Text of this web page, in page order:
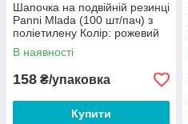
Шапочка на подвійній резинці
Panni Mlada (100 шт/пач) з
поліетилену Колір: рожевий
В наявності
158 ₴/упаковка
Купити